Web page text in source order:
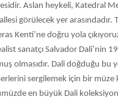
Aslan heykeli, Katedral
görülecek yer arasındadır.
Kenti’ne doğru yola
sanatçı Salvador Dali’nin
olmasıdır. Dali doğduğu bu
sergilemek için bir
en büyük Dali